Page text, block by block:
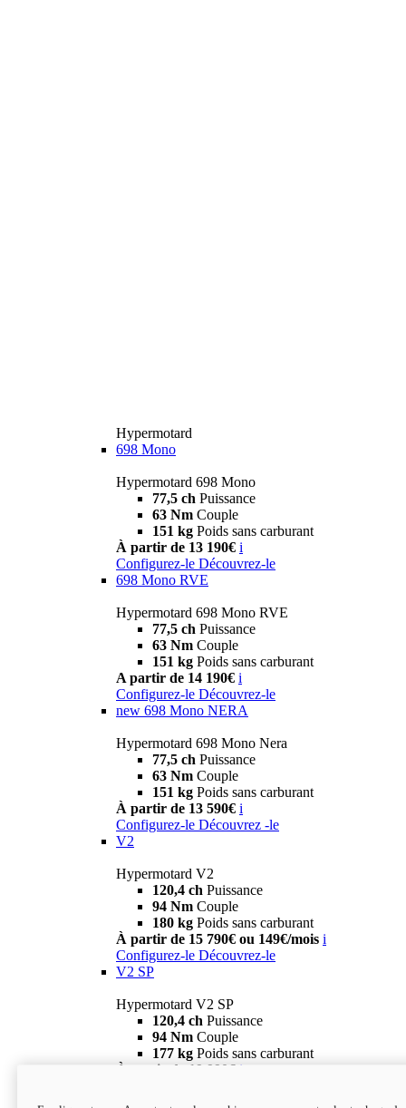
Hypermotard
698 Mono
Hypermotard 698 Mono
77,5 ch Puissance
63 Nm Couple
151 kg Poids sans carburant
À partir de 13 190€ i
Configurez-le Découvrez-le
698 Mono RVE
Hypermotard 698 Mono RVE
77,5 ch Puissance
63 Nm Couple
151 kg Poids sans carburant
A partir de 14 190€ i
Configurez-le Découvrez-le
new 698 Mono NERA
Hypermotard 698 Mono Nera
77,5 ch Puissance
63 Nm Couple
151 kg Poids sans carburant
À partir de 13 590€ i
Configurez-le Découvrez -le
V2
Hypermotard V2
120,4 ch Puissance
94 Nm Couple
180 kg Poids sans carburant
À partir de 15 790€ ou 149€/mois i
Configurez-le Découvrez-le
V2 SP
Hypermotard V2 SP
120,4 ch Puissance
94 Nm Couple
177 kg Poids sans carburant
À partir de 19 990€ i
new
V2 SP 100